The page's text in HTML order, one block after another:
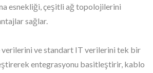
esnekliği, çeşitli ağ topolojilerini
sağlar.
verilerini ve standart IT verilerini tek bir
entegrasyonu basitleştirir, kablo